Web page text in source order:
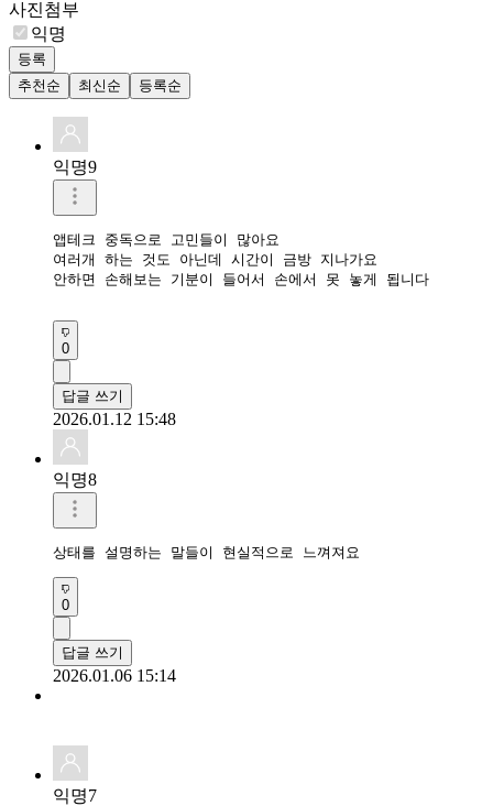
사진첨부
익명
등록
추천순
최신순 등록순
익명9
앱테크 중독으로 고민들이 많아요
여러개 하는 것도 아닌데 시간이 금방 지나가요
안하면 손해보는 기분이 들어서 손에서 못 놓게 됩니다
0
답글 쓰기
2026.01.12 15:48
익명8
상태를 설명하는 말들이 현실적으로 느껴져요
0
답글 쓰기
2026.01.06 15:14
익명7